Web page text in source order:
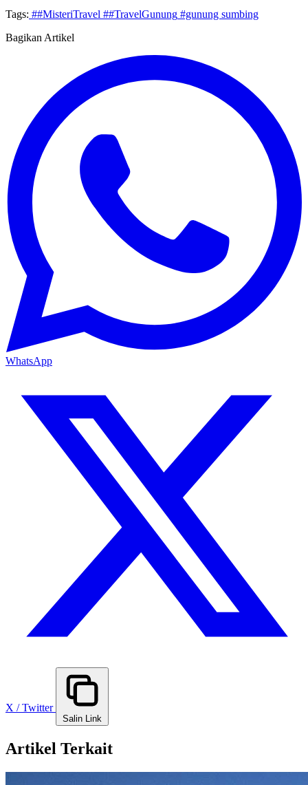
Tags: ##MisteriTravel ##TravelGunung #gunung sumbing
Bagikan Artikel
WhatsApp
X / Twitter
Salin Link
Artikel Terkait